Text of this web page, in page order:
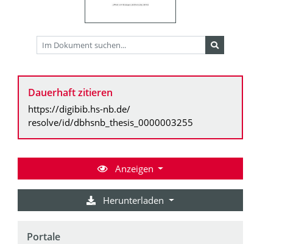
Dauerhaft zitieren
https://digibib.hs-nb.de/
resolve/id/dbhsnb_thesis_0000003255
Anzeigen
Herunterladen
Portale